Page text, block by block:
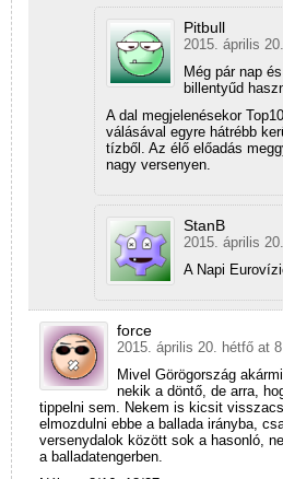
Pitbull
2015. április
Még pár nap
billentyűd
A dal megjelenésekor
válásával egyre hátrébb
tízből. Az élő előadás
nagy versenyen.
StanB
2015. április
A Napi
force
2015. április 20. hétfő at
Mivel Görögország
nekik a döntő, de arra,
tippelni sem. Nekem is kicsit
elmozdulni ebbe a ballada irányba,
versenydalok között sok a hasonló,
a balladatengerben.